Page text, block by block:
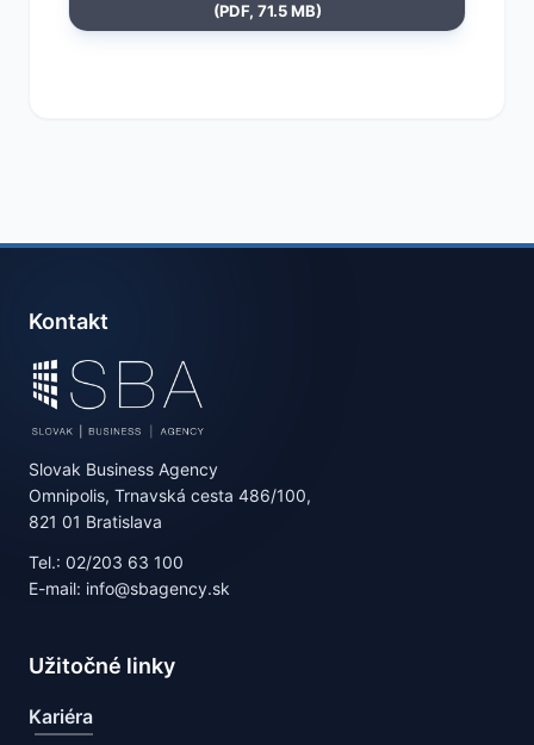
(PDF, 71.5 MB)
Kontakt
Slovak Business Agency
Omnipolis, Trnavská cesta 486/100,
821 01 Bratislava
Tel.: 02/203 63 100
E-mail: info@sbagency.sk
Užitočné linky
Kariéra